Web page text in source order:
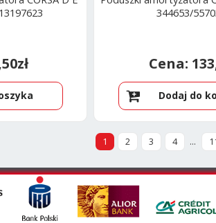
zł
344653/
Dodaj do
1 2 3 4 …